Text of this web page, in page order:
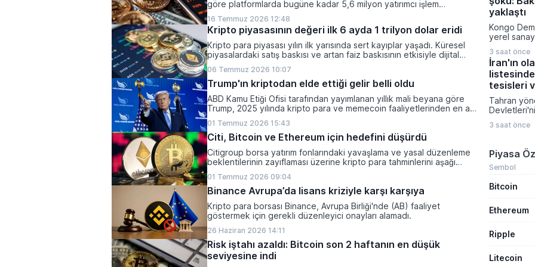
göre platformlarda bugüne kadar 5,6 milyon yatırımcı işlem
olarak belirlendi.
16 Temmuz 2026 12:48
Kripto piyasasının değeri ilk 6 ayda 1 trilyon dolar eridi
Kripto para piyasası yılın ilk yarısında sert kayıplar yaşadı. Küresel
piyasalardaki satış baskısı ve artan faiz baskısının etkisiyle dijital
kaydetti.
06 Temmuz 2026 10:07
Trump'ın kriptodan elde ettiği gelir belli oldu
ABD Kamu Etiği Ofisi tarafından yayımlanan yıllık mali beyana göre
Trump, 2025 yılında kripto para ve memecoin faaliyetlerinden en az
01 Temmuz 2026 15:43
Citi, Bitcoin ve Ethereum için hedefini düşürdü
Citigroup borsa yatırım fonlarındaki yavaşlama ve yasal düzenleme
beklentilerinin zayıflaması üzerine kripto para tahminlerini aşağı
01 Temmuz 2026 09:04
Binance Avrupa’da lisans kriziyle karşı karşıya
Kripto para borsası Binance, Avrupa Birliği'nde (AB) faaliyet
göstermek için gerekli düzenleyici onayları alamadı.
26 Haziran 2026 14:11
Risk iştahı azaldı: Bitcoin son 2 haftanın en düşük
seviyesine indi
konuşan
taleplerini
rakamları
yaklaştı
Kongo
yerel
kısıtlama
konsantresi
yeni
durumlarda
veriyor.
3 saat önce
İran'ın
tesisleri
Tahran
dair ciddi bir
Bölge
İran, ABD
etti.
3 saat önce
Piyasa
Sembol
Bitcoin
Ethereum
Ripple
Litecoin